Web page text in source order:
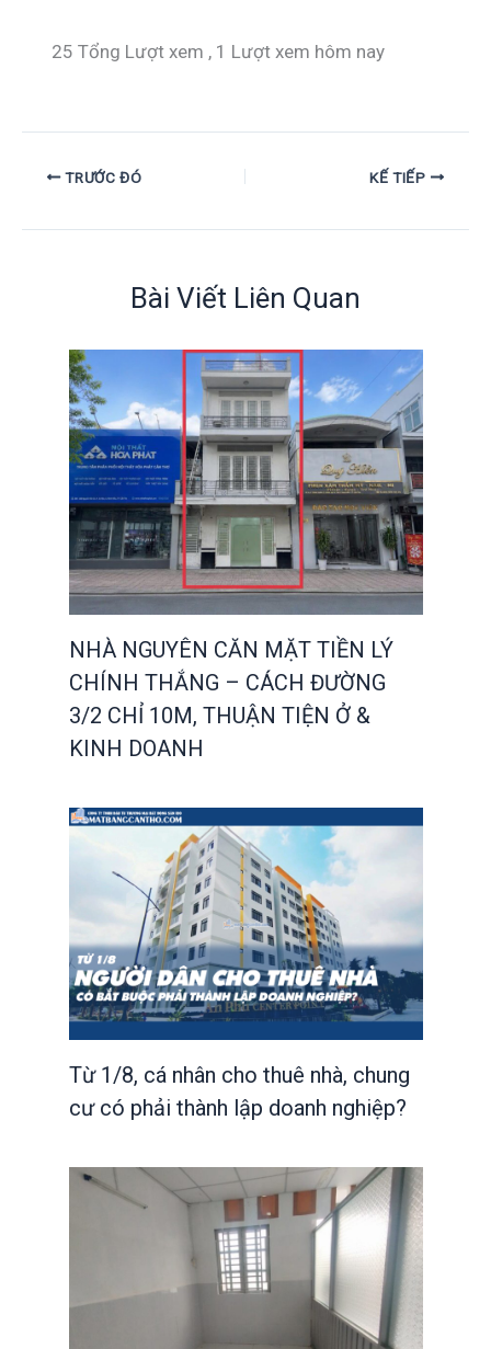
25 Tổng Lượt xem , 1 Lượt xem hôm nay
TRƯỚC ĐÓ KẾ TIẾP
Bài Viết Liên Quan
NHÀ NGUYÊN CĂN MẶT TIỀN LÝ
CHÍNH THẮNG – CÁCH ĐƯỜNG
3/2 CHỈ 10M, THUẬN TIỆN Ở &
KINH DOANH
Từ 1/8, cá nhân cho thuê nhà, chung
cư có phải thành lập doanh nghiệp?